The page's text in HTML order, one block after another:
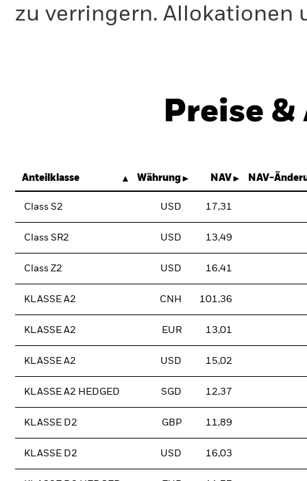
zu verringern. Allokationen
Preise
Anteilklasse Währung NAV NAV-
Class S2 USD 17,31
Class SR2 USD 13,49
Class Z2 USD 16,41
KLASSE A2 CNH 101,36
KLASSE A2 EUR 13,01
KLASSE A2 USD 15,02
KLASSE A2 HEDGED SGD 12,37
KLASSE D2 GBP 11,89
KLASSE D2 USD 16,03